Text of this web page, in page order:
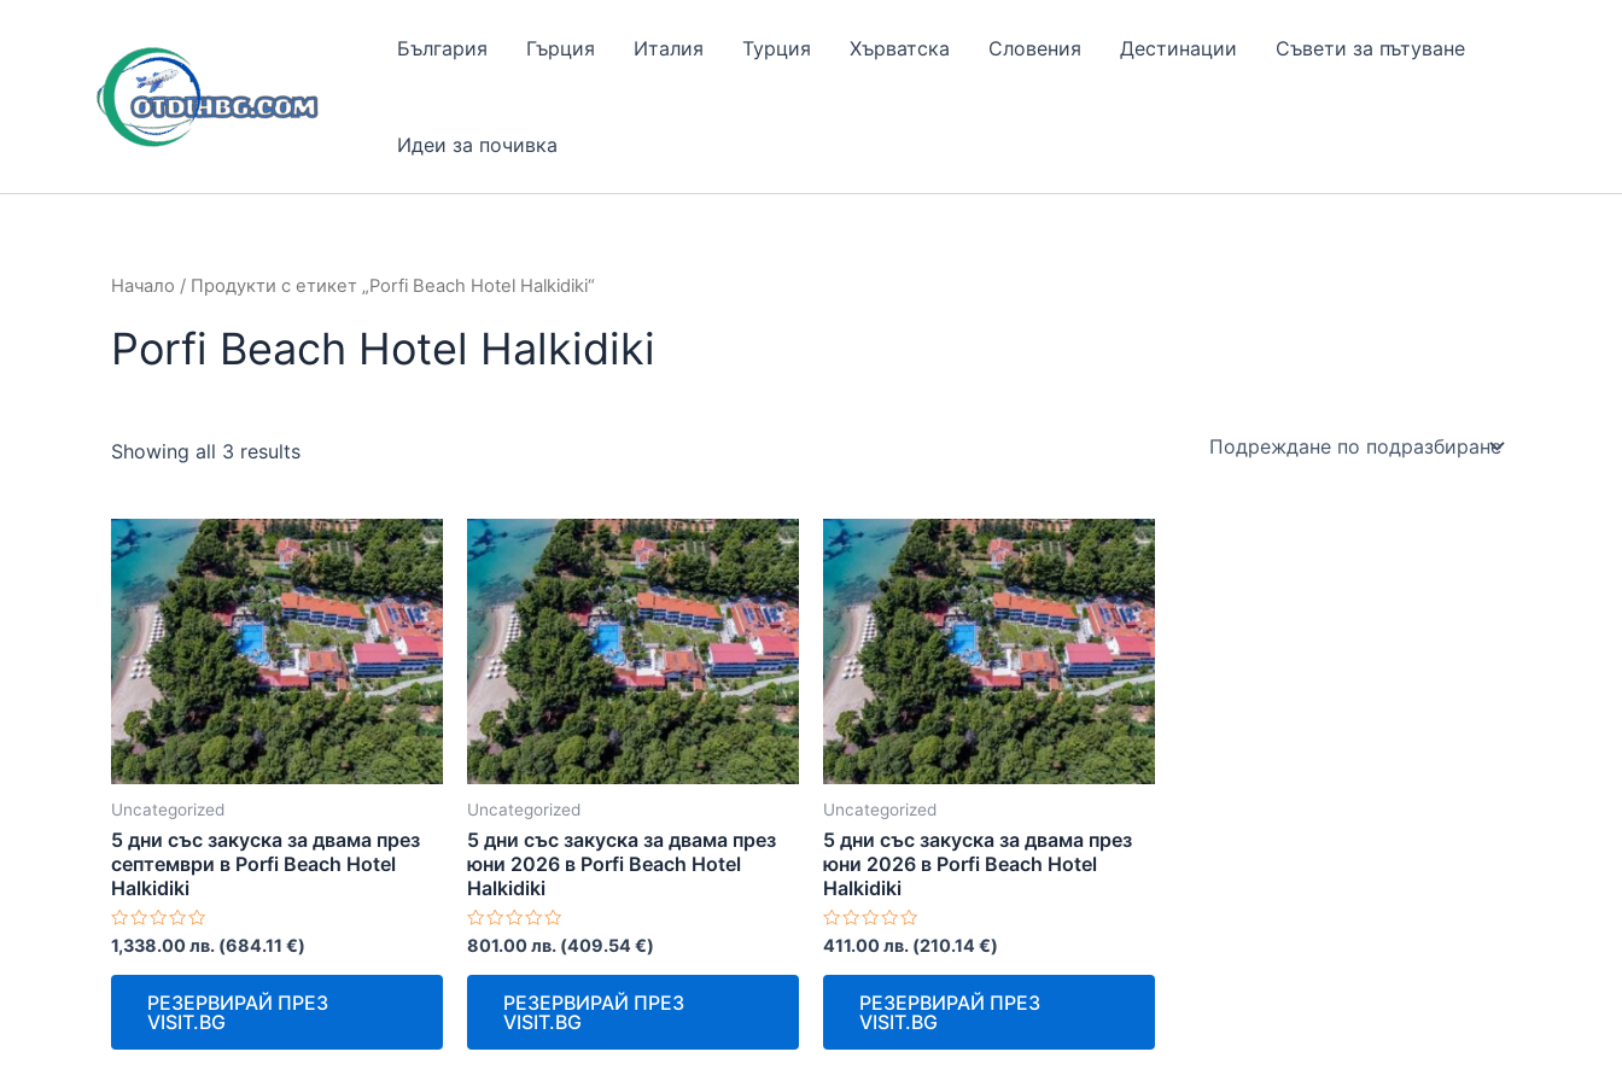
България Гърция Италия Турция Хърватска Словения Дестинации Съвети за пътуване
Идеи за почивка
Начало / Продукти с етикет „Porfi Beach Hotel Halkidiki“
Porfi Beach Hotel Halkidiki
Showing all 3 results
Uncategorized
5 дни със закуска за двама през
септември в Porfi Beach Hotel
Halkidiki
Оценено
с
0
1,338.00лв. (684.11 €)
РЕЗЕРВИРАЙ ПРЕЗ
VISIT.BG
Uncategorized
5 дни със закуска за двама през
юни 2026 в Porfi Beach Hotel
Halkidiki
Оценено
с
0
801.00лв. (409.54€)
РЕЗЕРВИРАЙ ПРЕЗ
VISIT.BG
Uncategorized
5 дни със закуска за двама през
юни 2026 в Porfi Beach Hotel
Halkidiki
Оценено
с
0
411.00лв. (210.14€)
РЕЗЕРВИРАЙ ПРЕЗ
VISIT.BG